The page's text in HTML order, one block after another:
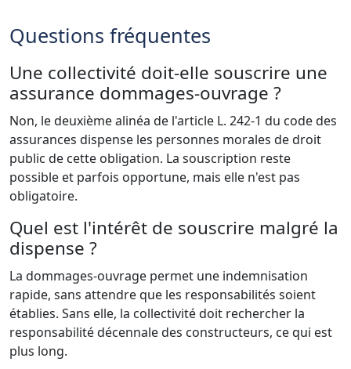
Questions fréquentes
Une collectivité doit-elle souscrire une
assurance dommages-ouvrage ?
Non, le deuxième alinéa de l'article L. 242-1 du code des
assurances dispense les personnes morales de droit
public de cette obligation. La souscription reste
possible et parfois opportune, mais elle n'est pas
obligatoire.
Quel est l'intérêt de souscrire malgré la
dispense ?
La dommages-ouvrage permet une indemnisation
rapide, sans attendre que les responsabilités soient
établies. Sans elle, la collectivité doit rechercher la
responsabilité décennale des constructeurs, ce qui est
plus long.